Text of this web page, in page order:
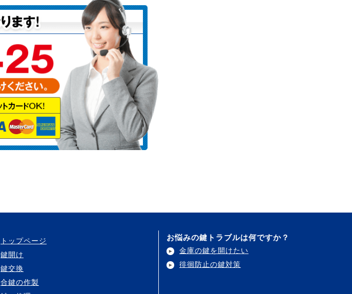
トップページ
鍵開け
鍵交換
合鍵の作製
お悩みの鍵トラブルは何ですか？
金庫の鍵を開けたい
徘徊防止の鍵対策